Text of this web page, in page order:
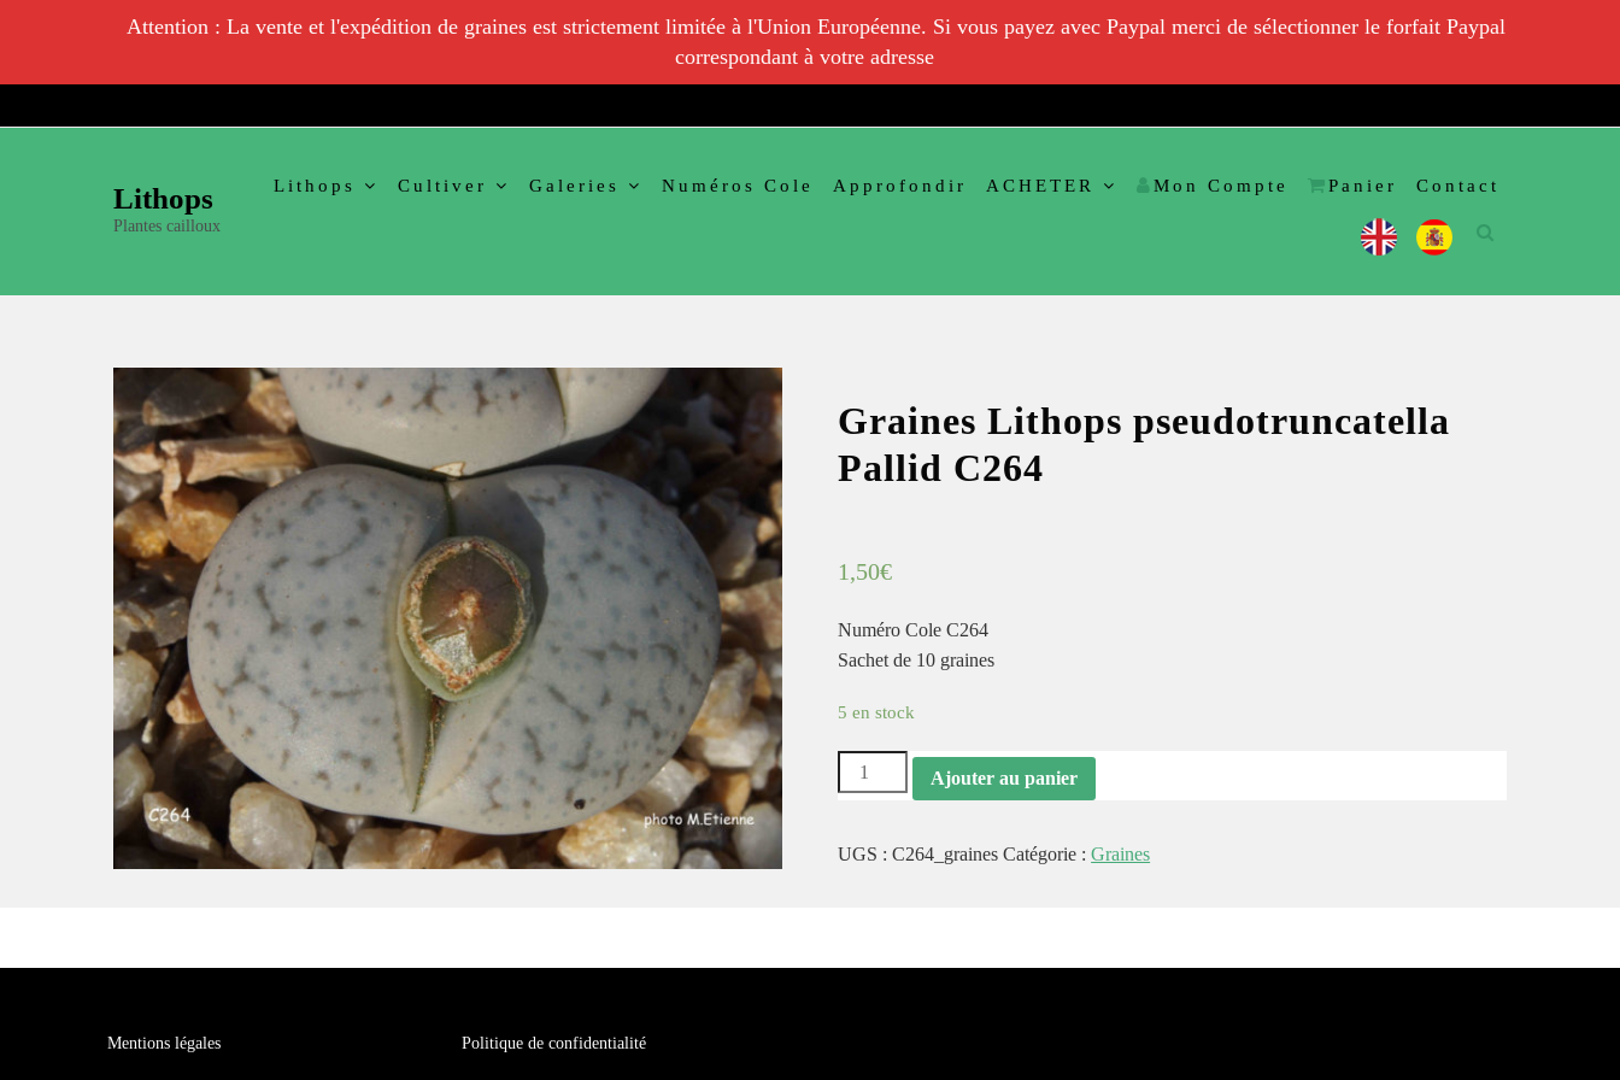
to
Lithops
Plantes cailloux
Lithops Cultiver Galeries Numéros Cole Approfondir ACHETER Mon Compte Panier Contact
Graines Lithops pseudotruncatella
Pallid C264
1,50€
Numéro Cole C264
Sachet de 10 graines
5 en stock
quantité
de
Lithops
Ajouter au panier
UGS :C264_graines Catégorie :Graines
Mentions légales Politique de confidentialité
Attention : La vente et l'expédition de graines est strictement limitée à l'Union Européenne. Si vous payez avec Paypal merci de sélectionner le forfait Paypal
correspondant à votre adresse